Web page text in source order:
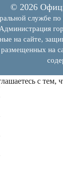
© 2026
службе
на сайте,
на
с